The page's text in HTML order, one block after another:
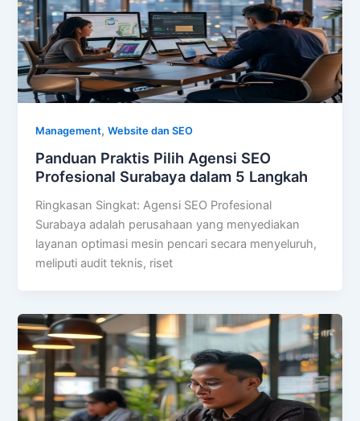
Management,Website dan SEO
Panduan Praktis Pilih Agensi SEO
Profesional Surabaya dalam 5 Langkah
Ringkasan Singkat: Agensi SEO Profesional
Surabaya adalah perusahaan yang menyediakan
layanan optimasi mesin pencari secara menyeluruh,
meliputi audit teknis, riset